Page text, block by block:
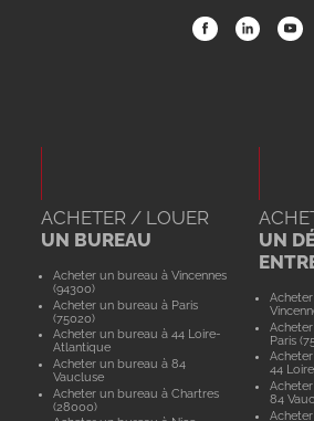
ACHETER / LOUER
UN BUREAU
Acheter un bureau à Vincennes
(94300)
Acheter un bureau à Paris
(75020)
Acheter un bureau à 44 Loire-
Atlantique
Acheter un bureau à 84
Vaucluse
Acheter un bureau à Chartres
(28000)
UN
Paris
44
84